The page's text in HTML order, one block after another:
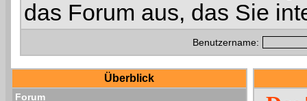
das Forum aus, das Sie
Benutzername:
Überblick
Forum